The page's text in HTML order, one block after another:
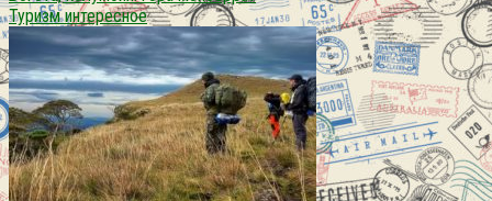
Туризм интересное